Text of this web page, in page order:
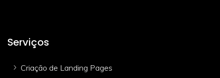
Serviços
Criação de Landing Pages